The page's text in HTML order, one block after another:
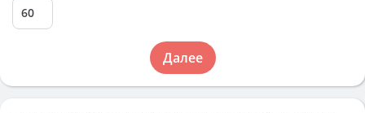
Далее